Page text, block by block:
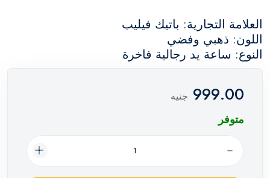
العلامة التجارية: باتيك فيليب
اللون: ذهبي وفضي
النوع: ساعة يد رجالية فاخرة
999.00 جنيه
متوفر